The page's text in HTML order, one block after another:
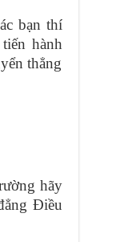
bạn thí
hành
thẳng
hãy
Điều